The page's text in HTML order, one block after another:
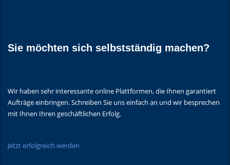
Sie möchten sich selbstständig machen?
Wir haben sehr interessante online Plattformen, die Ihnen garantiert
Aufträge einbringen. Schreiben Sie uns einfach an und wir besprechen
mit Ihnen Ihren geschäftlichen Erfolg.
Jetzt erfolgreich werden